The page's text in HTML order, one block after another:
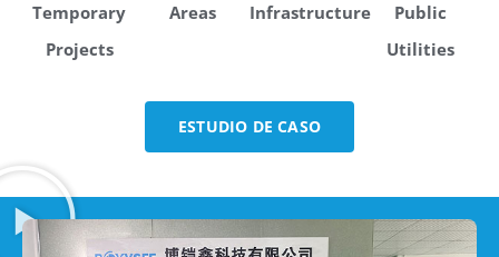
Temporary
Projects
Areas
Infrastructure
Public
Utilities
ESTUDIO DE CASO